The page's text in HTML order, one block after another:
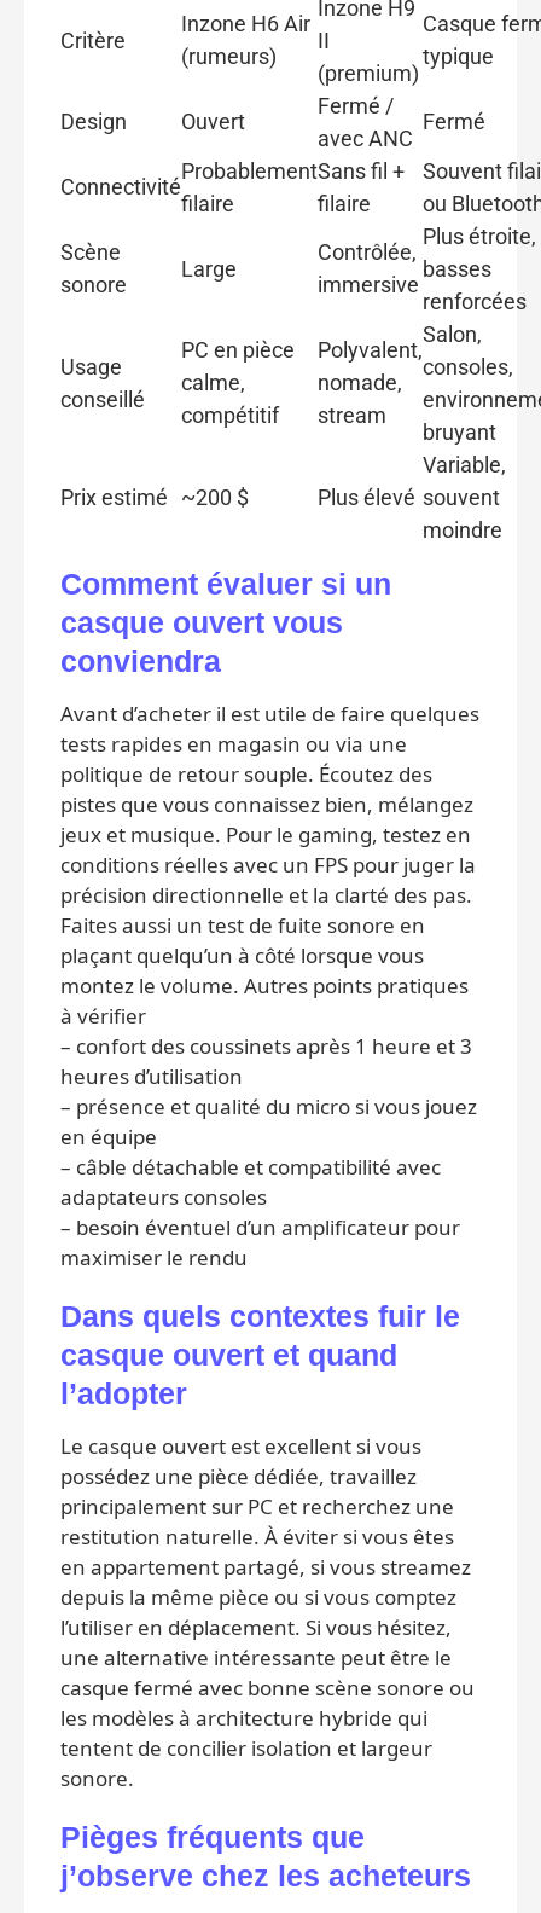
Critère
Inzone H6 Air
(rumeurs)
Inzone H9
II
(premium)
Casque
typique
Design Ouvert
Fermé /
avec ANC
Fermé
Connectivité
Probablement
filaire
Sans fil +
filaire
Souvent
ou
Scène
sonore
Large
Contrôlée,
immersive
Plus étroite,
basses
renforcées
Usage
conseillé
PC en pièce
calme,
compétitif
Polyvalent,
nomade,
stream
Salon,
consoles,
bruyant
Prix estimé ~200 $ Plus élevé
Variable,
souvent
moindre
Comment évaluer si un
casque ouvert vous
conviendra
Avant d’acheter il est utile de faire quelques
tests rapides en magasin ou via une
politique de retour souple. Écoutez des
pistes que vous connaissez bien, mélangez
jeux et musique. Pour le gaming, testez en
conditions réelles avec un FPS pour juger la
précision directionnelle et la clarté des pas.
Faites aussi un test de fuite sonore en
plaçant quelqu’un à côté lorsque vous
montez le volume. Autres points pratiques
à vérifier
– confort des coussinets après 1 heure et 3
heures d’utilisation
– présence et qualité du micro si vous jouez
en équipe
– câble détachable et compatibilité avec
adaptateurs consoles
– besoin éventuel d’un amplificateur pour
maximiser le rendu
Dans quels contextes fuir le
casque ouvert et quand
l’adopter
Le casque ouvert est excellent si vous
possédez une pièce dédiée, travaillez
principalement sur PC et recherchez une
restitution naturelle. À éviter si vous êtes
en appartement partagé, si vous streamez
depuis la même pièce ou si vous comptez
l’utiliser en déplacement. Si vous hésitez,
une alternative intéressante peut être le
casque fermé avec bonne scène sonore ou
les modèles à architecture hybride qui
tentent de concilier isolation et largeur
sonore.
Pièges fréquents que
j’observe chez les acheteurs